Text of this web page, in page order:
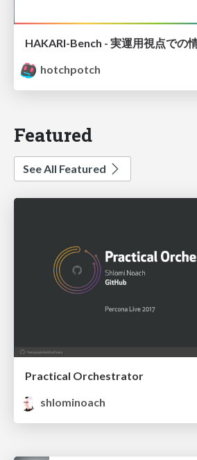
hotchpotch
Featured
See All Featured
Practical Orchestrator
shlominoach